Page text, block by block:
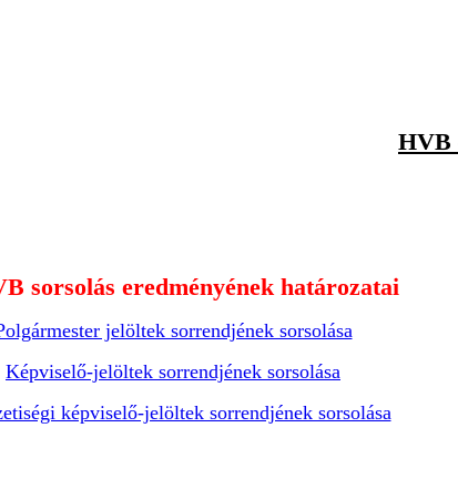
HVB
sorsolás eredményének határozatai
jelöltek sorrendjének sorsolása
Képviselő-jelöltek sorrendjének sorsolása
képviselő-jelöltek sorrendjének sorsolása